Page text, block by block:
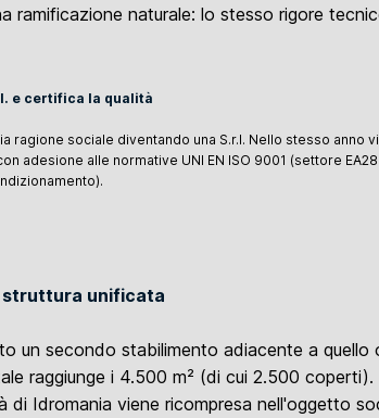
ramificazione naturale: lo stesso rigore
e certifica la qualità
ragione sociale diventando una S.r.l. Nello stesso anno
adesione alle normative UNI EN ISO 9001 (settore
struttura unificata
un secondo stabilimento adiacente a quello
raggiunge i 4.500 m² (di cui 2.500 coperti).
di Idromania viene ricompresa nell'oggetto